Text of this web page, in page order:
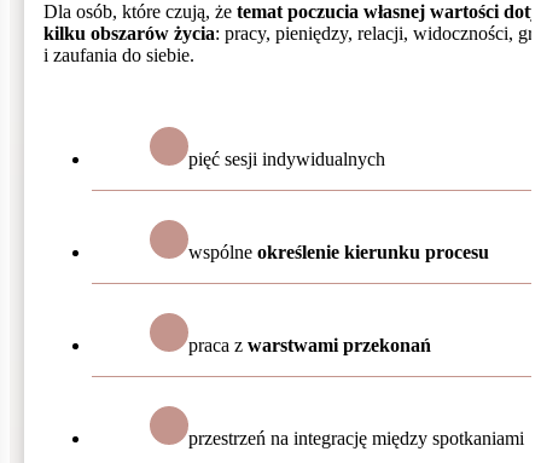
Dla osób, które czują, że temat poczucia własnej wartości
kilku obszarów życia: pracy, pieniędzy, relacji, widoczności,
i zaufania do siebie.
pięć sesji indywidualnych
wspólne określenie kierunku procesu
praca z warstwami przekonań
przestrzeń na integrację między spotkaniami